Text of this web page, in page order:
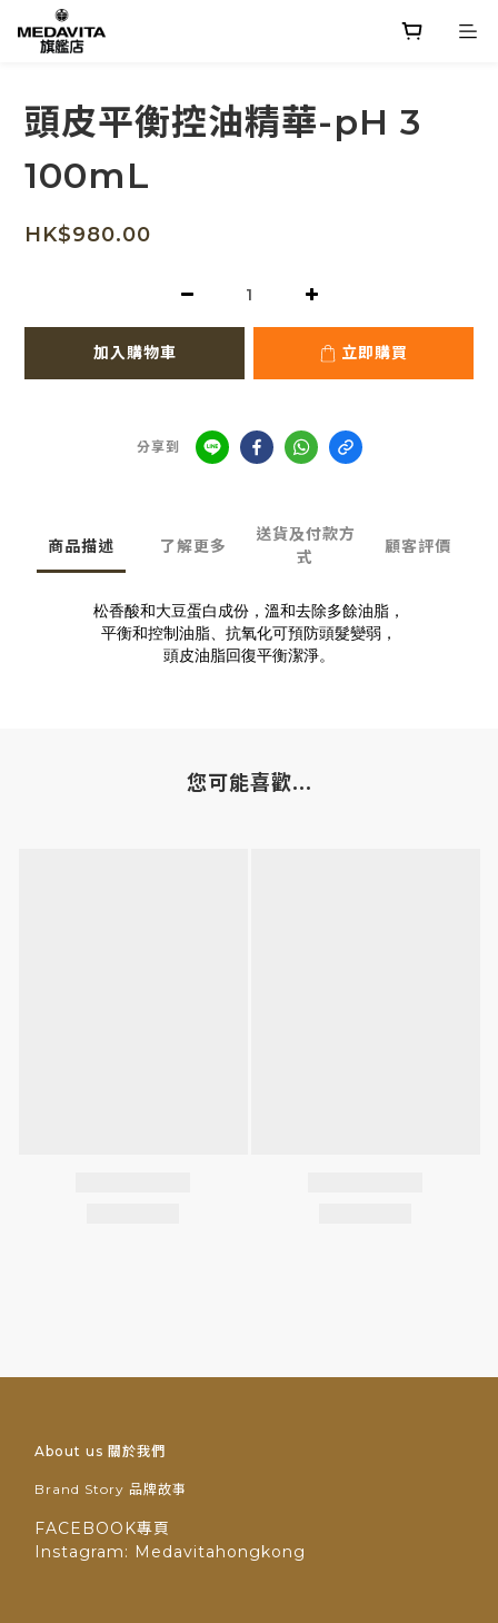
頭皮平衡控油精華-pH 3
100mL
HK$980.00
加入購物車 立即購買
分享到
商品描述 了解更多
送貨及付款方
式
顧客評價
松香酸和大豆蛋白成份，溫和去除多餘油脂，
平衡和控制油脂、抗氧化可預防頭髮變弱，
頭皮油脂回復平衡潔淨。
您可能喜歡...
About us 關於我們
Brand Story 品牌故事
FACEBOOK專頁
Instagram: Medavitahongkong